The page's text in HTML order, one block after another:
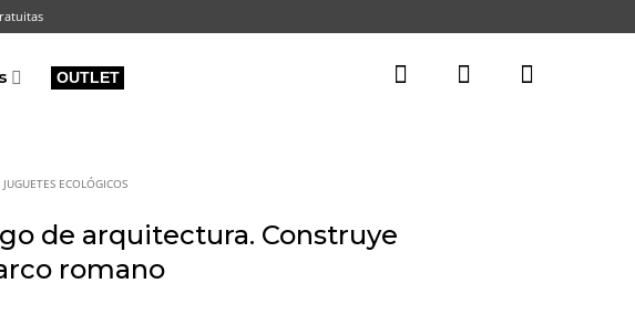
OUTLET
JUGUETES ECOLÓGICOS
de arquitectura. Construye
romano